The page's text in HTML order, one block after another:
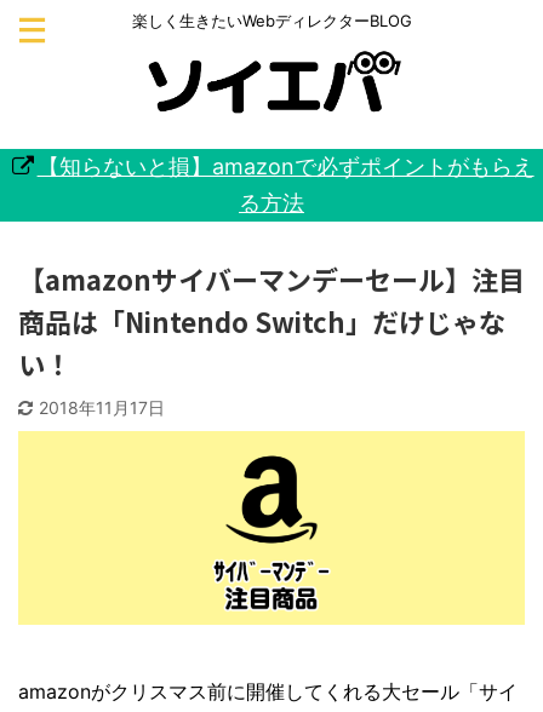
楽しく生きたいWebディレクターBLOG
【知らないと損】amazonで必ずポイントがもらえ
る方法
【amazonサイバーマンデーセール】注目
商品は「Nintendo Switch」だけじゃな
い！
2018年11月17日
amazonがクリスマス前に開催してくれる大セール「サイ